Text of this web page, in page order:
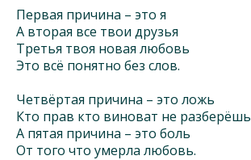
Первая причина – это я
А вторая все твои друзья
Третья твоя новая любовь
Это всё понятно без слов.
Четвёртая причина – это ложь
Кто прав кто виноват не разберёшь
А пятая причина – это боль
От того что умерла любовь.